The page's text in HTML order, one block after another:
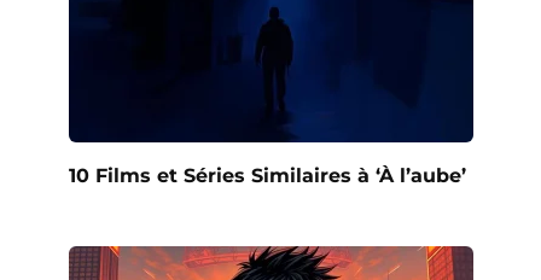
10 Films et Séries Similaires à ‘À l’aube’